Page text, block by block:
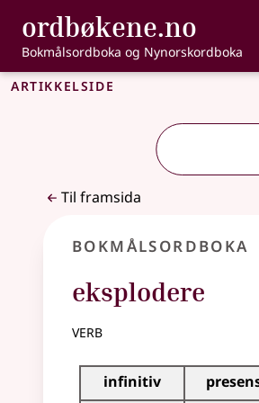
Gå til hovudinnhald
Tilgjenge
ordbøkene.no ,
Bokmålsordboka og Nynorskordboka
Artikkelside
Til framsida
Bokmålsordboka
eksplodere
verb
Bøyingstabell for dette
infinitiv